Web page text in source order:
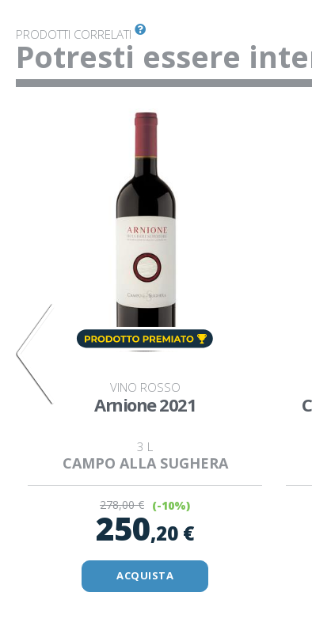
PRODOTTI CORRELATI
Potresti essere
VINO ROSSO
Arnione 2021
3 L
CAMPO ALLA SUGHERA
278,00 € (-10%)
250,20 €
ACQUISTA